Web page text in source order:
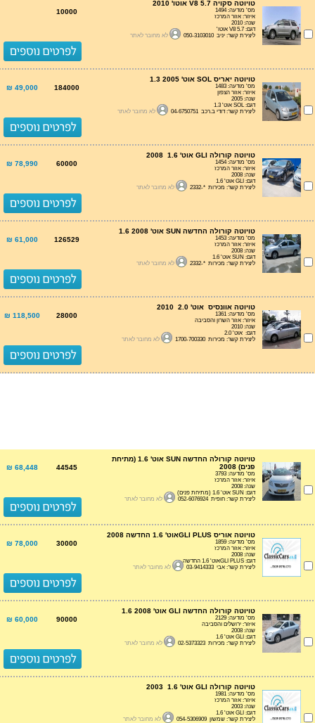
טויוטה סקויה 5.7 V8 אוטו' 2010
מס' מודעה: 1494
איזור: אזור המרכז
שנה: 2010
דגם: 5.7 V8 אוטו'
ליצירת קשר: יניב 050-3103010
לא מחובר לאתר
10000
טויוטה יאריס SOL אוט' 1.3 2005
מס' מודעה: 1483
איזור: אזור הצפון
שנה: 2005
דגם: SOL אוט' 1.3
ליצירת קשר: דודי ב.רכב 04-6750751
לא מחובר לאתר
184000
49,000 ₪
טויוטה קורולה GLI אוט' 1.6 2008
מס' מודעה: 1454
איזור: אזור המרכז
שנה: 2008
דגם: GLI אוט' 1.6
ליצירת קשר: מכירות *-2332
לא מחובר לאתר
60000
78,990 ₪
טויוטה קורולה החדשה SUN אוט' 1.6 2008
מס' מודעה: 1453
איזור: אזור המרכז
שנה: 2008
דגם: SUN אוט' 1.6
ליצירת קשר: מכירות *-2332
לא מחובר לאתר
126529
61,000 ₪
טויוטה אוונסיס אוט' 2.0 2010
מס' מודעה: 1361
איזור: אזור השרון והסביבה
שנה: 2010
דגם: אוט' 2.0
ליצירת קשר: מכירות 1700-700330
לא מחובר לאתר
28000
118,500 ₪
טויוטה קורולה החדשה SUN אוט' 1.6 (מתיחת
פנים) 2008
מס' מודעה: 3793
איזור: אזור המרכז
שנה: 2008
דגם: SUN אוט' 1.6 (מתיחת פנים)
ליצירת קשר: חופית 052-6076924
לא מחובר לאתר
44545
68,448 ₪
טויוטה אוריס GLI PLUSאוט' 1.6 החדשה 2008
מס' מודעה: 1859
איזור: אזור המרכז
שנה: 2008
דגם: GLI PLUSאוט' 1.6 החדשה
ליצירת קשר: אבי 03-9414333
לא מחובר לאתר
30000
78,000 ₪
טויוטה קורולה החדשה GLI אוט' 1.6 2008
מס' מודעה: 2129
איזור: ירושלים והסביבה
שנה: 2008
דגם: GLI אוט' 1.6
ליצירת קשר: מכירות 02-5373323
לא מחובר לאתר
90000
60,000 ₪
טויוטה קורולה GLI אוט' 1.6 2003
מס' מודעה: 1981
איזור: אזור המרכז
שנה: 2003
דגם: GLI אוט' 1.6
ליצירת קשר: שמשון 054-5306909
לא מחובר לאתר